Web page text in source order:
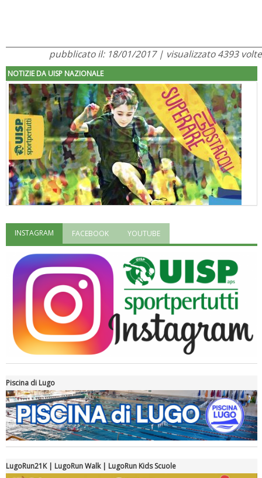
pubblicato il: 18/01/2017 | visualizzato 4393 volte
NOTIZIE DA UISP NAZIONALE
"Superare gli ostacoli": la relazione di Tiziano Pesce al CN Uisp
Luglio 2026: "Pensando con i piedi, si possono fare le
rivoluzioni"
INSTAGRAM FACEBOOK YOUTUBE
Piscina di Lugo
LugoRun21K | LugoRun Walk | LugoRun Kids Scuole